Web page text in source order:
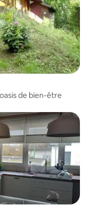
de bien-être